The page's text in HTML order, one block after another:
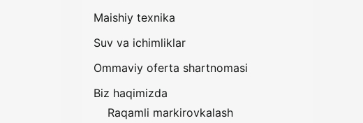
Maishiy texnika
Suv va ichimliklar
Ommaviy oferta shartnomasi
Biz haqimizda
Raqamli markirovkalash